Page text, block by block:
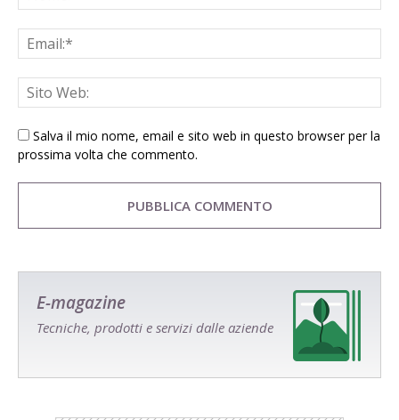
Salva il mio nome, email e sito web in questo browser per la
prossima volta che commento.
E-magazine
Tecniche, prodotti e servizi dalle aziende